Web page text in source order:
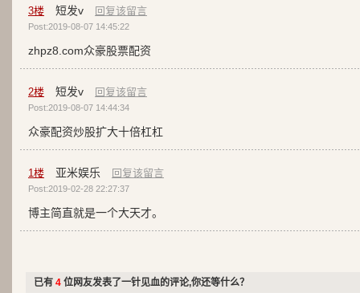
3楼 短发v 回复该留言
Post:2019-08-07 14:45:22
zhpz8.com众豪股票配资
2楼 短发v 回复该留言
Post:2019-08-07 14:44:34
众豪配资炒股扩大十倍杠杠
1楼 亚米娱乐 回复该留言
Post:2019-02-28 22:27:37
博主简直就是一个大天才。
已有 4位网友发表了一针见血的评论,你还等什么？